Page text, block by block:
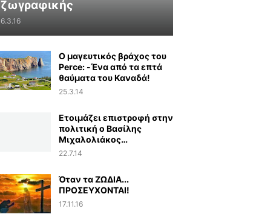
ζωγραφικής
6.3.16
Ο μαγευτικός βράχος του
Perce: -Ένα από τα επτά
θαύματα του Καναδά!
25.3.14
Ετοιμάζει επιστροφή στην
πολιτική ο Βασίλης
Μιχαλολιάκος…
22.7.14
Όταν τα ΖΩΔΙΑ...
ΠΡΟΣΕΥΧΟΝΤΑΙ!
17.11.16